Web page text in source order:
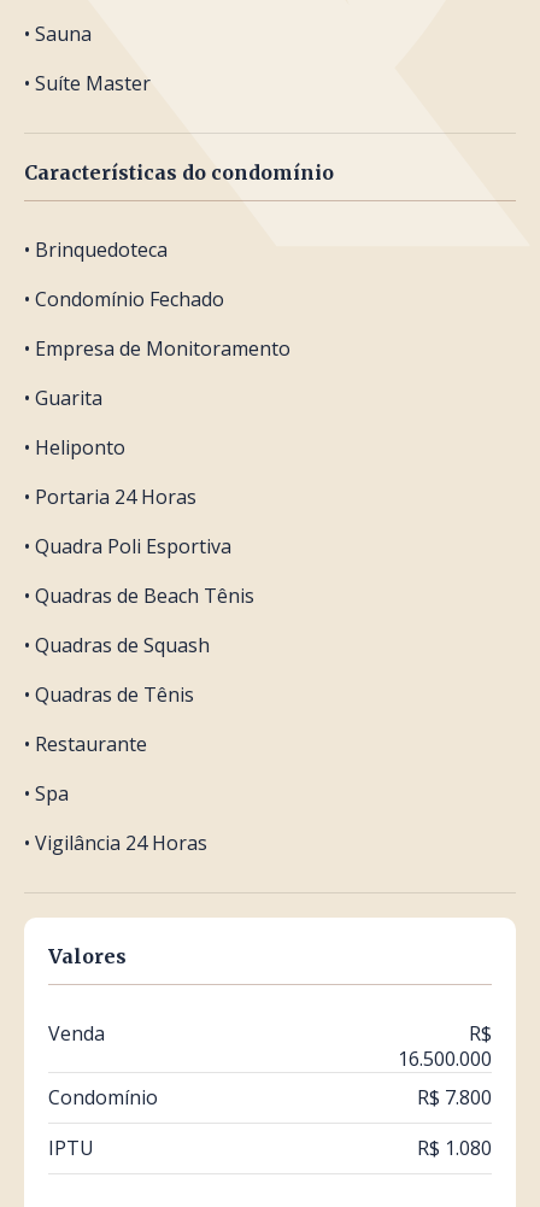
• Sauna
• Suíte Master
Características do condomínio
• Brinquedoteca
• Condomínio Fechado
• Empresa de Monitoramento
• Guarita
• Heliponto
• Portaria 24 Horas
• Quadra Poli Esportiva
• Quadras de Beach Tênis
• Quadras de Squash
• Quadras de Tênis
• Restaurante
• Spa
• Vigilância 24 Horas
Valores
Venda
R$
16.500.000
Condomínio
R$ 7.800
IPTU
R$ 1.080